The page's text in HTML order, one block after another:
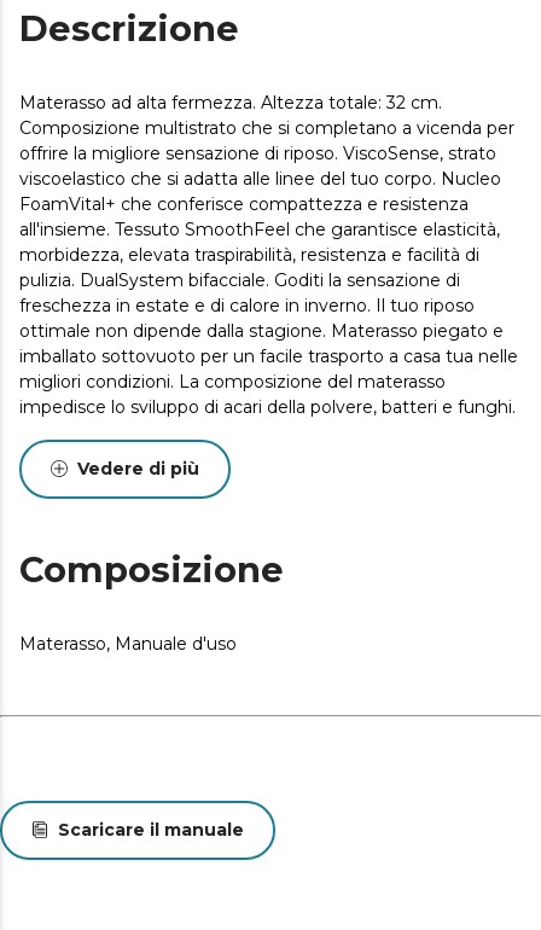
Descrizione
Materasso ad alta fermezza. Altezza totale: 32 cm.
Composizione multistrato che si completano a vicenda per
offrire la migliore sensazione di riposo. ViscoSense, strato
viscoelastico che si adatta alle linee del tuo corpo. Nucleo
FoamVital+ che conferisce compattezza e resistenza
all'insieme. Tessuto SmoothFeel che garantisce elasticità,
morbidezza, elevata traspirabilità, resistenza e facilità di
pulizia. DualSystem bifacciale. Goditi la sensazione di
freschezza in estate e di calore in inverno. Il tuo riposo
ottimale non dipende dalla stagione. Materasso piegato e
imballato sottovuoto per un facile trasporto a casa tua nelle
migliori condizioni. La composizione del materasso
impedisce lo sviluppo di acari della polvere, batteri e funghi.
Vedere di più
Composizione
Materasso, Manuale d'uso
Scaricare il manuale